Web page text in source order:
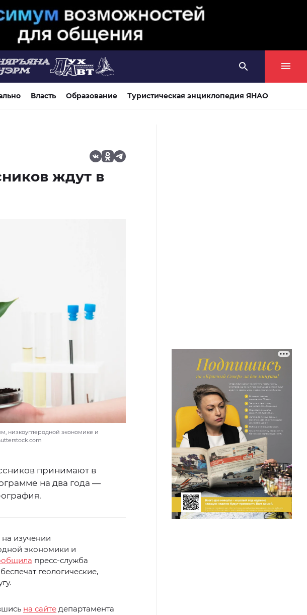
Власть Образование Туристическая энциклопедия ЯНАО
ждут в
низкоуглеродной экономике и
принимают в
на два года —
изучении
экономики и
пресс-служба
геологические,
на сайте департамента